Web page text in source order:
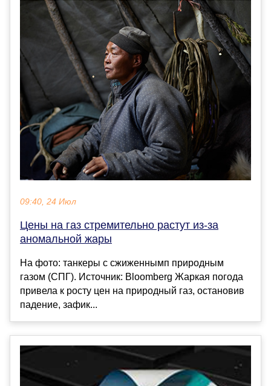
09:40, 24 Июл
Цены на газ стремительно растут из-за
аномальной жары
На фото: танкеры с сжиженнымп природным
газом (СПГ). Источник: Bloomberg Жаркая погода
привела к росту цен на природный газ, остановив
падение, зафик...